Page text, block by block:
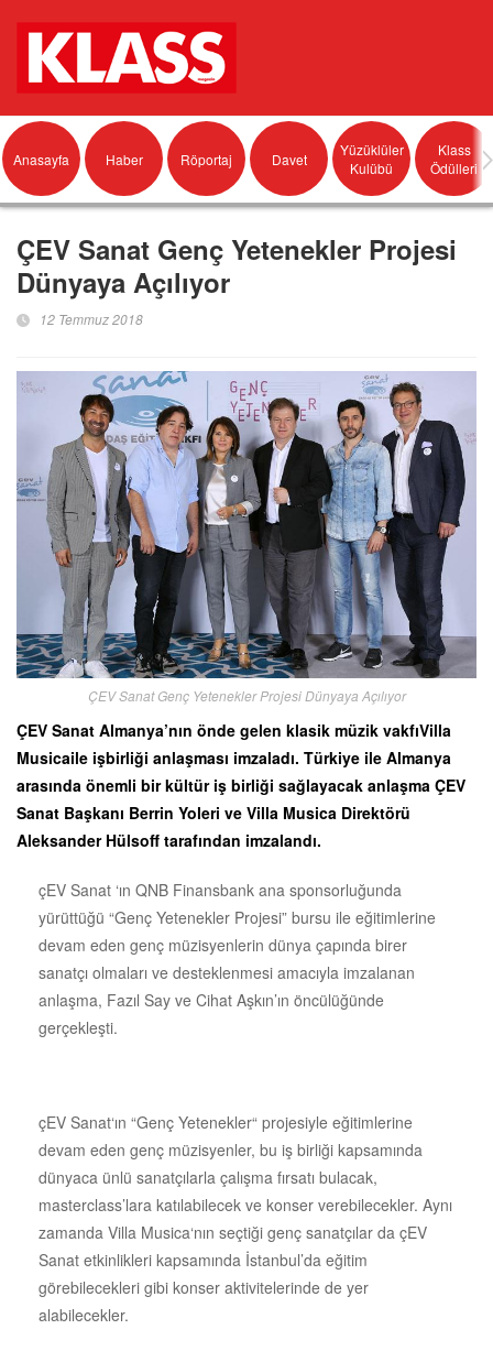
Anasayfa Haber Röportaj Davet
Yüzüklüler
Kulübü
Klass
Ödülleri
ÇEV Sanat Genç Yetenekler Projesi
Dünyaya Açılıyor
12 Temmuz 2018
ÇEV Sanat Genç Yetenekler Projesi Dünyaya Açılıyor
ÇEV Sanat Almanya’nın önde gelen klasik müzik vakfıVilla
Musicaile işbirliği anlaşması imzaladı. Türkiye ile Almanya
arasında önemli bir kültür iş birliği sağlayacak anlaşma ÇEV
Sanat Başkanı Berrin Yoleri ve Villa Musica Direktörü
Aleksander Hülsoff tarafından imzalandı.
çEV Sanat ‘ın QNB Finansbank ana sponsorluğunda
yürüttüğü “Genç Yetenekler Projesi” bursu ile eğitimlerine
devam eden genç müzisyenlerin dünya çapında birer
sanatçı olmaları ve desteklenmesi amacıyla imzalanan
anlaşma, Fazıl Say ve Cihat Aşkın’ın öncülüğünde
gerçekleşti.
çEV Sanat‘ın “Genç Yetenekler“ projesiyle eğitimlerine
devam eden genç müzisyenler, bu iş birliği kapsamında
dünyaca ünlü sanatçılarla çalışma fırsatı bulacak,
masterclass’lara katılabilecek ve konser verebilecekler. Aynı
zamanda Villa Musica‘nın seçtiği genç sanatçılar da çEV
Sanat etkinlikleri kapsamında İstanbul’da eğitim
görebilecekleri gibi konser aktivitelerinde de yer
alabilecekler.